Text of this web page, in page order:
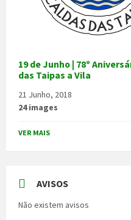
19 de Junho | 78º
das Taipas a Vila
21 Junho, 2018
24 images
VER MAIS
AVISOS
Não existem avisos